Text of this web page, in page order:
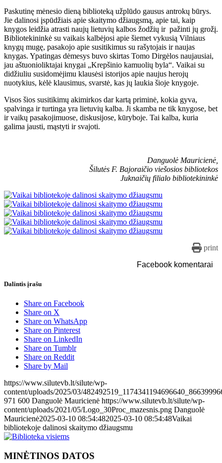
Paskutinę mėnesio dieną biblioteką užplūdo gausus antrokų būrys.
Jie dalinosi įspūdžiais apie skaitymo džiaugsmą, apie tai, kaip
knygos leidžia atrasti naujų lietuvių kalbos žodžių ir pažinti jų grožį.
Bibliotekininkė su vaikais kalbėjosi apie šiemet vykusią Vilniaus
knygų mugę, pasakojo apie susitikimus su rašytojais ir naujas
knygas. Ypatingas dėmesys buvo skirtas Tomo Dirgėlos naujausiai,
jau aštuonioliktajai knygai „Krepšinio kamuolių byla“. Vaikai su
didžiuliu susidomėjimu klausėsi istorijos apie naujus herojų
nuotykius, kėlė klausimus, svarstė, kas jų laukia šioje knygoje.
Visos šios susitikimų akimirkos dar kartą priminė, kokia gyva,
spalvinga ir turtinga yra lietuvių kalba. Ji skamba ne tik knygose, bet
ir vaikų pasakojimuose, diskusijose, kūryboje. Tai kalba, kuria
galima jausti, mąstyti ir svajoti.
Danguolė Mauricienė,
Šilutės F. Bajoraičio viešosios bibliotekos
Juknaičių filialo bibliotekininkė
print
Facebook komentarai
Dalintis įrašu
Share on Facebook
Share on X
Share on WhatsApp
Share on Pinterest
Share on LinkedIn
Share on Tumblr
Share on Reddit
Share by Mail
https://www.silutevb.lt/silute/wp-
content/uploads/2025/03/
971 600 Danguolė Mauricienė https://www.silutevb.lt/silute/wp-
content/uploads/2021/05/Logo_30Proc_mazesnis.png Danguolė
Mauricienė2025-03-10 08:54:482025-03-10 08:54:48Vaikai
bibliotekoje dalinosi skaitymo džiaugsmu
MINĖTINOS DATOS